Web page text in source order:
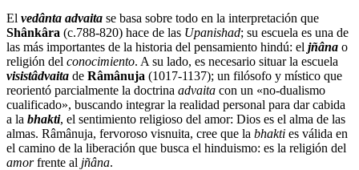
El vedânta advaita se basa sobre todo en la interpretación que
Shânkâra (c.788-820) hace de las Upanishad; su escuela es una de
las más importantes de la historia del pensamiento hindú: el jñâna o
religión del conocimiento. A su lado, es necesario situar la escuela
visistâdvaita de Râmânuja (1017-1137); un filósofo y místico que
reorientó parcialmente la doctrina advaita con un «no-dualismo
cualificado», buscando integrar la realidad personal para dar cabida
a la bhakti, el sentimiento religioso del amor: Dios es el alma de las
almas. Râmânuja, fervoroso visnuita, cree que la bhakti es válida en
el camino de la liberación que busca el hinduismo: es la religión del
amorfrente al jñâna.